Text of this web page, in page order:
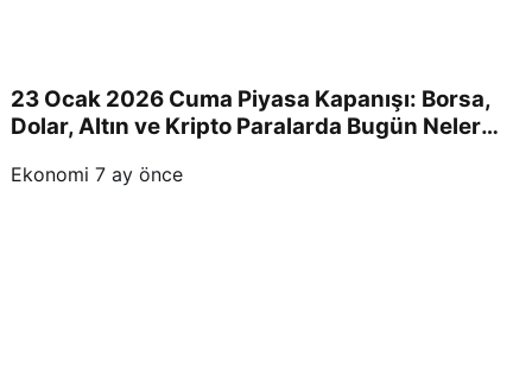
23 Ocak 2026 Cuma Piyasa Kapanışı: Borsa,
Dolar, Altın ve Kripto Paralarda Bugün Neler
Ekonomi 7 ay önce